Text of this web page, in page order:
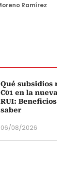
Ramírez
Qué subsidios
C01 en la nueva
RUI: Beneficios
saber
06/08/2026